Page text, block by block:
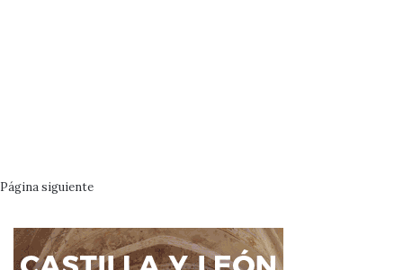
Página siguiente